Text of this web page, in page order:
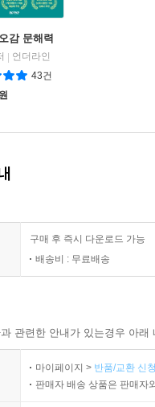
감 문해력
언더라인
43건
원
구매 후 즉시 다운로드 가능
배송비 : 무료배송
관련한 안내가 있는경우 아
마이페이지 > 반품/교환 신
판매자 배송 상품은 판매자